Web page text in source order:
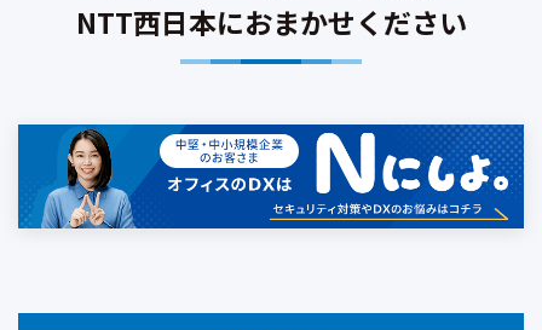
NTT西日本におまかせください